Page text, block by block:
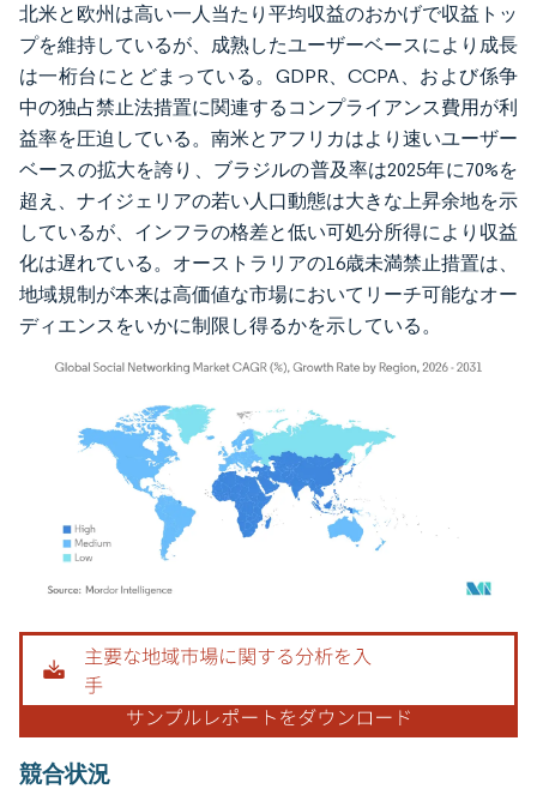
北米と欧州は高い一人当たり平均収益のおかげで収益トッ
プを維持しているが、成熟したユーザーベースにより成長
は一桁台にとどまっている。GDPR、CCPA、および係争
中の独占禁止法措置に関連するコンプライアンス費用が利
益率を圧迫している。南米とアフリカはより速いユーザー
ベースの拡大を誇り、ブラジルの普及率は2025年に70%を
超え、ナイジェリアの若い人口動態は大きな上昇余地を示
しているが、インフラの格差と低い可処分所得により収益
化は遅れている。オーストラリアの16歳未満禁止措置は、
地域規制が本来は高価値な市場においてリーチ可能なオー
ディエンスをいかに制限し得るかを示している。
画像 © Mordor Intelligence。再利用にはCC BY 4.0の表示が必要です。
競合状況